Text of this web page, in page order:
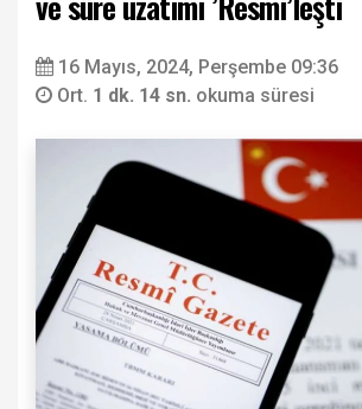
16 Mayıs, 2024, Perşembe 09:36
Ort. 1 dk. 14 sn. okuma süresi